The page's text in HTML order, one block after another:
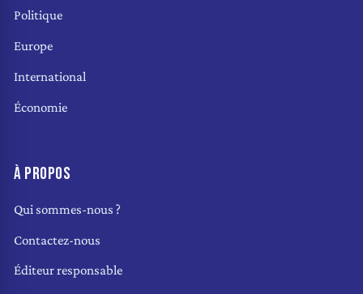
Politique
Europe
International
Économie
À PROPOS
Qui sommes-nous ?
Contactez-nous
Éditeur responsable